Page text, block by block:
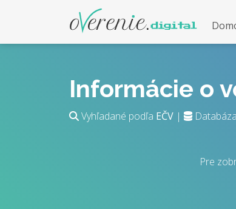
Informácie o
Vyhľadané podľa EČV |
Pre